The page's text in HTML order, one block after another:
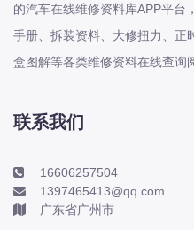
本田-海外本田
标致
标致
比亚迪
比亚迪-海外版
比亚迪商用车
的汽车在线维修资料库APP平台
手册、拆装资料、大修扭力、正
盒图解等各类维修资料在线查询
联系我们
16606257504
1397465413@qq.com
广东省广州市